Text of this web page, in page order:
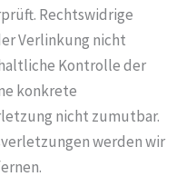
Rechtswidrige
Verlinkung nicht
Kontrolle der
konkrete
nicht zumutbar.
werden wir